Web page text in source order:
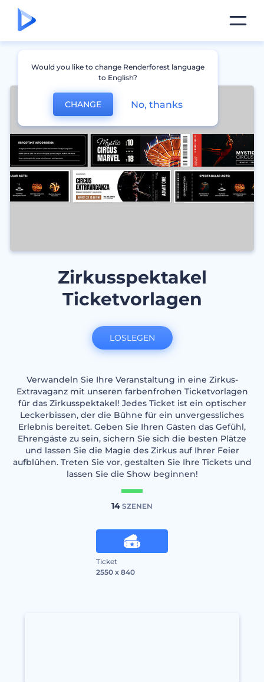
Zirkusspektakel
Ticketvorlagen
Verwandeln Sie Ihre Veranstaltung in eine Zirkus-
Extravaganz mit unseren farbenfrohen Ticketvorlagen
für das Zirkusspektakel! Jedes Ticket ist ein optischer
Leckerbissen, der die Bühne für ein unvergessliches
Erlebnis bereitet. Geben Sie Ihren Gästen das Gefühl,
Ehrengäste zu sein, sichern Sie sich die besten Plätze
und lassen Sie die Magie des Zirkus auf Ihrer Feier
aufblühen. Treten Sie vor, gestalten Sie Ihre Tickets und
lassen Sie die Show beginnen!
14 SZENEN
Ticket
2550 x 840
LOSLEGEN
Would you like to change Renderforest language
to English?
CHANGE No, thanks